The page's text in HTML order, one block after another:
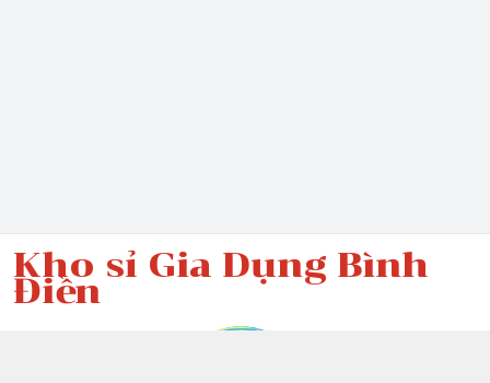
Kho sỉ Gia Dụng Bình
Điền